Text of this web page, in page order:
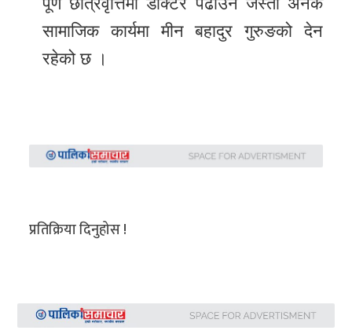
सामाजिक कार्यमा मीन बहादुर गुरुङको देन
रहेको छ ।
प्रतिक्रिया दिनुहोस !